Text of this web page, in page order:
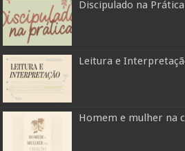
Discipulado na Prática
Leitura e
Homem e mulher na